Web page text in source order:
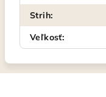
Strih:
Veľkosť: